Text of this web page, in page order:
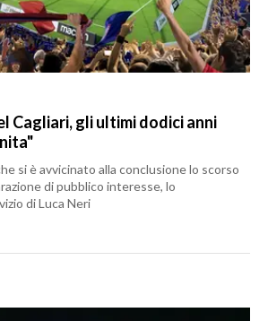
Cagliari, gli ultimi dodici anni
si è avvicinato alla conclusione lo scorso
di pubblico interesse, lo
di Luca Neri